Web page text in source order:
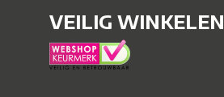
VEILIG WINKELEN